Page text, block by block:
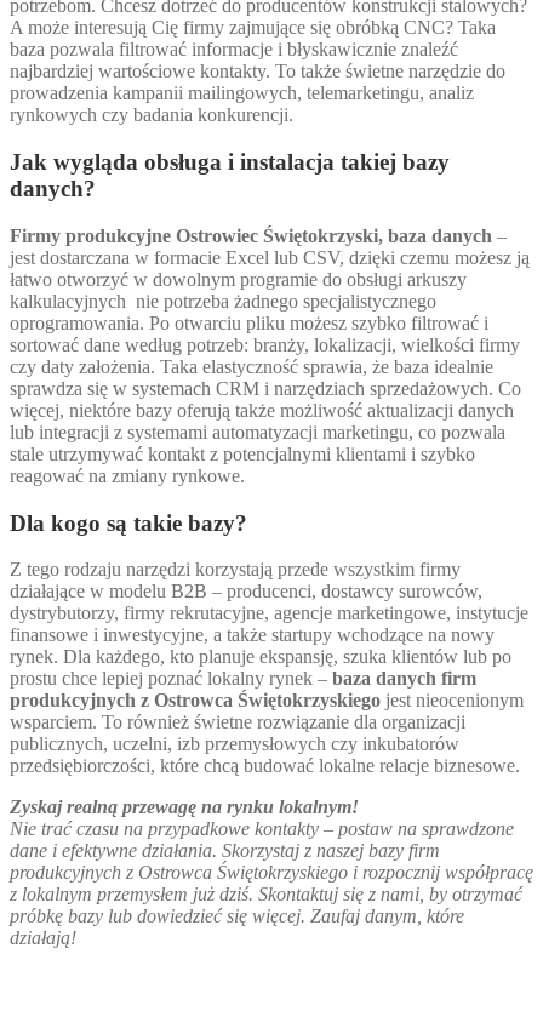
potrzebom. Chcesz dotrzeć do producentów konstrukcji stalowych?
A może interesują Cię firmy zajmujące się obróbką CNC? Taka
baza pozwala filtrować informacje i błyskawicznie znaleźć
najbardziej wartościowe kontakty. To także świetne narzędzie do
prowadzenia kampanii mailingowych, telemarketingu, analiz
rynkowych czy badania konkurencji.
Jak wygląda obsługa i instalacja takiej bazy
danych?
Firmy produkcyjne Ostrowiec Świętokrzyski, baza danych –
jest dostarczana w formacie Excel lub CSV, dzięki czemu możesz ją
łatwo otworzyć w dowolnym programie do obsługi arkuszy
kalkulacyjnych nie potrzeba żadnego specjalistycznego
oprogramowania. Po otwarciu pliku możesz szybko filtrować i
sortować dane według potrzeb: branży, lokalizacji, wielkości firmy
czy daty założenia. Taka elastyczność sprawia, że baza idealnie
sprawdza się w systemach CRM i narzędziach sprzedażowych. Co
więcej, niektóre bazy oferują także możliwość aktualizacji danych
lub integracji z systemami automatyzacji marketingu, co pozwala
stale utrzymywać kontakt z potencjalnymi klientami i szybko
reagować na zmiany rynkowe.
Dla kogo są takie bazy?
Z tego rodzaju narzędzi korzystają przede wszystkim firmy
działające w modelu B2B – producenci, dostawcy surowców,
dystrybutorzy, firmy rekrutacyjne, agencje marketingowe, instytucje
finansowe i inwestycyjne, a także startupy wchodzące na nowy
rynek. Dla każdego, kto planuje ekspansję, szuka klientów lub po
prostu chce lepiej poznać lokalny rynek – baza danych firm
produkcyjnych z Ostrowca Świętokrzyskiego jest nieocenionym
wsparciem. To również świetne rozwiązanie dla organizacji
publicznych, uczelni, izb przemysłowych czy inkubatorów
przedsiębiorczości, które chcą budować lokalne relacje biznesowe.
Zyskaj realną przewagę na rynku lokalnym!
Nie trać czasu na przypadkowe kontakty – postaw na sprawdzone
dane i efektywne działania. Skorzystaj z naszej bazy firm
produkcyjnych z Ostrowca Świętokrzyskiego i rozpocznij współpracę
z lokalnym przemysłem już dziś. Skontaktuj się z nami, by otrzymać
próbkę bazy lub dowiedzieć się więcej. Zaufaj danym, które
działają!